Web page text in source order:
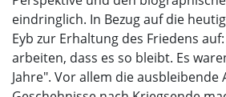
eindringlich. In Bezug auf die
Eyb zur Erhaltung des Friedens
arbeiten, dass es so bleibt. Es
Jahre". Vor allem die